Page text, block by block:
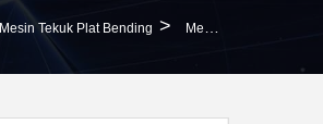
Mesin Tekuk Plat Bending > Mesin Bending Plat Plat Efisiensi Tinggi Penggerak Hidraulik CNC Pengoperasian Yang Andal